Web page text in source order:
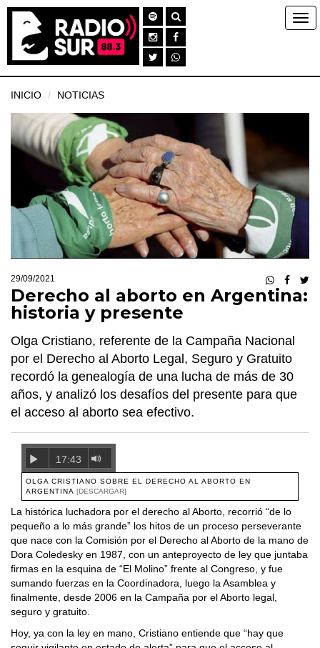
INICIO NOTICIAS
29/09/2021
Derecho al aborto en Argentina:
historia y presente
Olga Cristiano, referente de la Campaña Nacional
por el Derecho al Aborto Legal, Seguro y Gratuito
recordó la genealogía de una lucha de más de 30
años, y analizó los desafíos del presente para que
el acceso al aborto sea efectivo.
17:43
OLGA CRISTIANO SOBRE EL DERECHO AL ABORTO EN
ARGENTINA [DESCARGAR]
La histórica luchadora por el derecho al Aborto, recorrió “de lo
pequeño a lo más grande” los hitos de un proceso perseverante
que nace con la Comisión por el Derecho al Aborto de la mano de
Dora Coledesky en 1987, con un anteproyecto de ley que juntaba
firmas en la esquina de “El Molino” frente al Congreso, y fue
sumando fuerzas en la Coordinadora, luego la Asamblea y
finalmente, desde 2006 en la Campaña por el Aborto legal,
seguro y gratuito.
Hoy, ya con la ley en mano, Cristiano entiende que “hay que